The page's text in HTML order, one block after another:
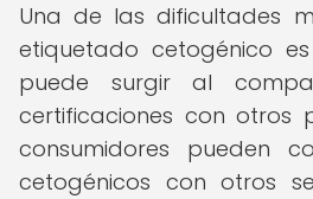
Una de las dificultades
etiquetado cetogénico
puede surgir al
certificaciones con otros
consumidores pueden
cetogénicos con otros